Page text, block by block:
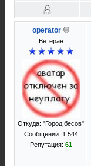
operator
Ветеран
Откуда: "Город бесов"
Сообщений: 1 544
Репутация: 61